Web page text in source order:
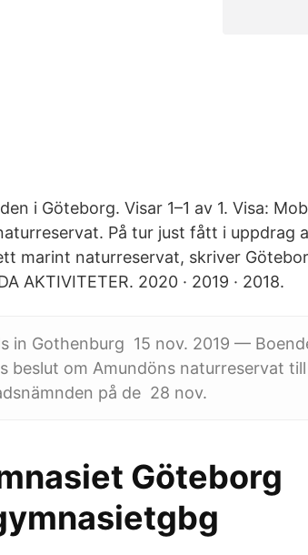
i Göteborg. Visar 1–1 av 1. Visa:
På tur just fått i uppdrag
marint naturreservat, skriver
AKTIVITETER. 2020 · 2019 · 2018.
in Gothenburg 15 nov. 2019 —
beslut om Amundöns naturreservat
på de 28 nov.
Göteborg